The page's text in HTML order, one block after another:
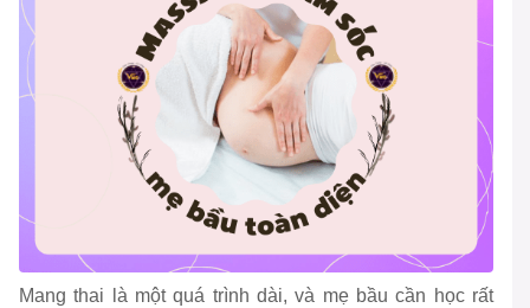
Mang thai là một quá trình dài, và mẹ bầu cần học rất